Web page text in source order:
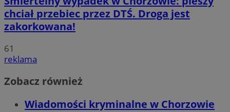
chciał przebiec przez DTŚ. Droga jest
zakorkowana!
61
reklama
Zobacz również
Wiadomości kryminalne w Chorzowie